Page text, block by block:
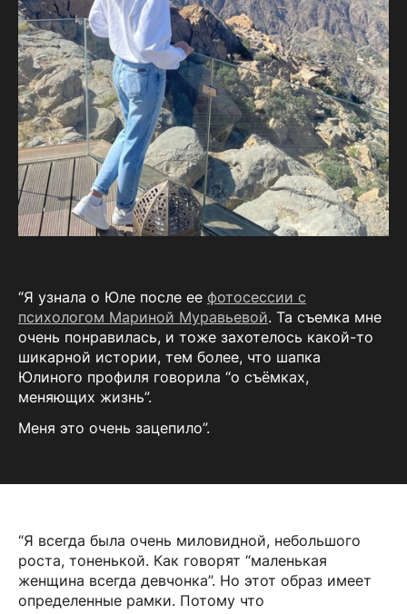
“Я узнала о Юле после ее фотосессии с
психологом Мариной Муравьевой. Та съемка мне
очень понравилась, и тоже захотелось какой-то
шикарной истории, тем более, что шапка
Юлиного профиля говорила “о съёмках,
меняющих жизнь”.
Меня это очень зацепило”.
“Я всегда была очень миловидной, небольшого
роста, тоненькой. Как говорят “маленькая
женщина всегда девчонка”. Но этот образ имеет
определенные рамки. Потому что